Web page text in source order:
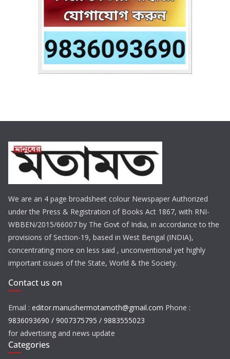
We are an 4 page broadsheet colour Newspaper Authorized
under the Press & Registration of Books Act 1867, with RNI-
WBBEN/2015/66007 by The Govt of India, in accordance to the
provisions of Section-19, based in West Bengal (INDIA),
concentrating more on less said , unconventional yet highly
important issues of the State, World & the Society.
Contact us on
Email : editor.manushermotamoth@gmail.com Phone :
9836093690 / 9007375795 / 9883555023
for advertising and news update
Categories